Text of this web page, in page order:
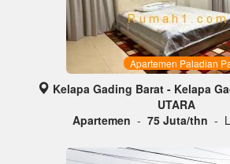
Apartemen Paladian
Kelapa Gading Barat - Kelapa
UTARA
Apartemen - 75 Juta/thn -